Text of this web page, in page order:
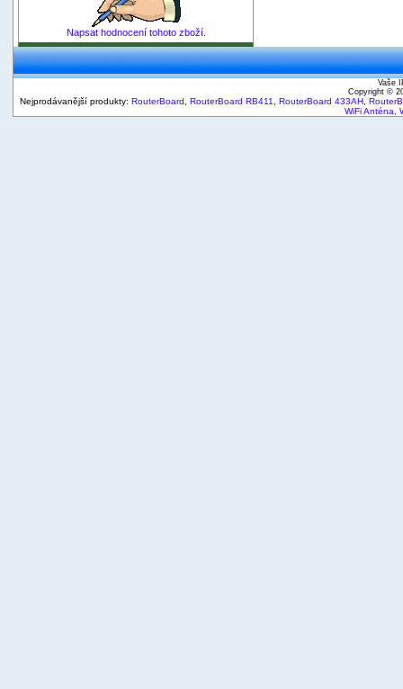
Napsat hodnocení tohoto zboží.
Vaše
Copyright ©
Nejprodávanější produkty: RouterBoard RouterBoard RB411 RouterBoard 433AH
WiFi Anténa